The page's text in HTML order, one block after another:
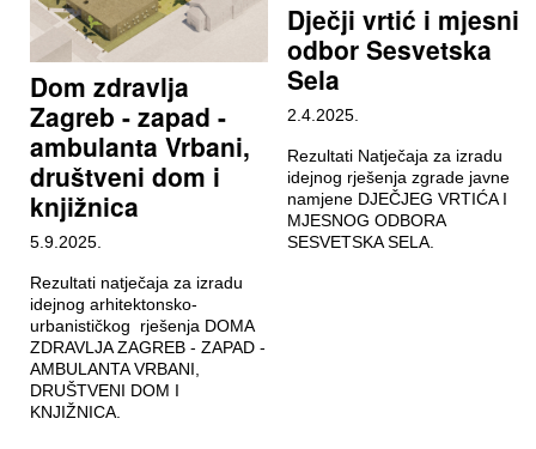
Dom zdravlja
Zagreb - zapad -
ambulanta Vrbani,
društveni dom i
knjižnica
5.9.2025.
Rezultati natječaja za izradu
idejnog arhitektonsko-
urbanističkog rješenja DOMA
ZDRAVLJA ZAGREB - ZAPAD -
AMBULANTA VRBANI,
DRUŠTVENI DOM I
KNJIŽNICA.
Dječji vrtić i mjesni
odbor Sesvetska
Sela
2.4.2025.
Rezultati Natječaja za izradu
idejnog rješenja zgrade javne
namjene DJEČJEG VRTIĆA I
MJESNOG ODBORA
SESVETSKA SELA.